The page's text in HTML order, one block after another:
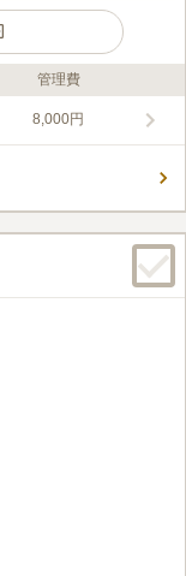
約2分の場所にある、
入することができま
る店は飲食店のみで普
管理費
8,000円